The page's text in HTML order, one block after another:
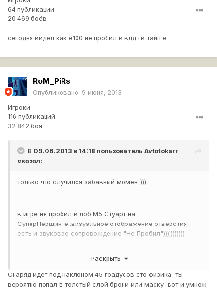
64 публикации
20 469 боёв
сегодня видел как е100 не пробил в влд гв тайп е
RoM_PiRs
Опубликовано: 9 июня, 2013
Игроки
116 публикаций
32 842 боя
В 09.06.2013 в 14:18 пользователь Avtotokarr
сказал:
только что случился забавный момент)))
в игре не пробил в лоб М5 Стуарт на
СуперПершинге..визуальное отображение отверстия
есть и звуковое сопровождение "Не Пробил")))))))))))
Раскрыть
Снаряд идет под наклоном 45 градусов это физика ты
вероятно попал в толстый слой брони или маску вот и умнож